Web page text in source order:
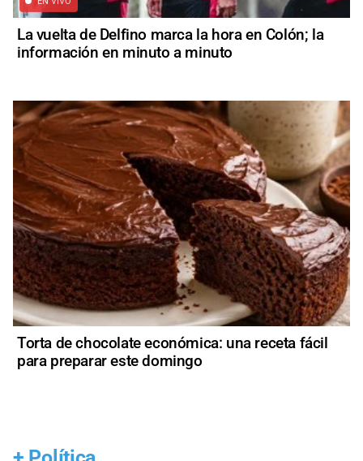
La vuelta de Delfino marca la hora en Colón; la
información en minuto a minuto
Torta de chocolate económica: una receta fácil
para preparar este domingo